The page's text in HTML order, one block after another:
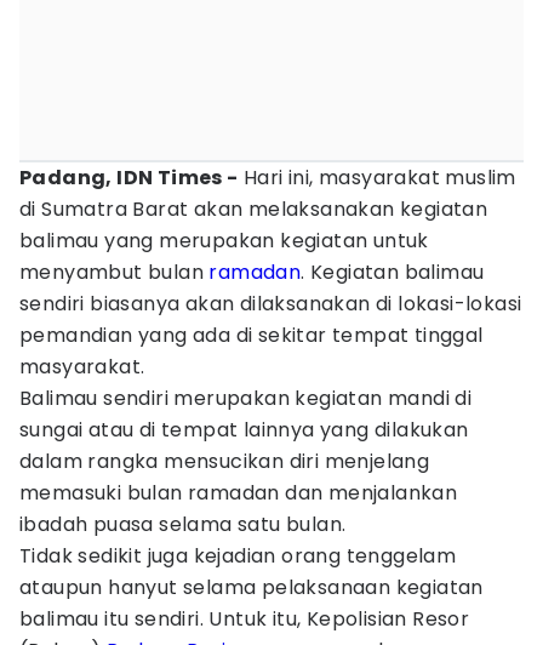
Padang, IDN Times - Hari ini, masyarakat muslim
di Sumatra Barat akan melaksanakan kegiatan
balimau yang merupakan kegiatan untuk
menyambut bulan ramadan. Kegiatan balimau
sendiri biasanya akan dilaksanakan di lokasi-lokasi
pemandian yang ada di sekitar tempat tinggal
masyarakat.
Balimau sendiri merupakan kegiatan mandi di
sungai atau di tempat lainnya yang dilakukan
dalam rangka mensucikan diri menjelang
memasuki bulan ramadan dan menjalankan
ibadah puasa selama satu bulan.
Tidak sedikit juga kejadian orang tenggelam
ataupun hanyut selama pelaksanaan kegiatan
balimau itu sendiri. Untuk itu, Kepolisian Resor